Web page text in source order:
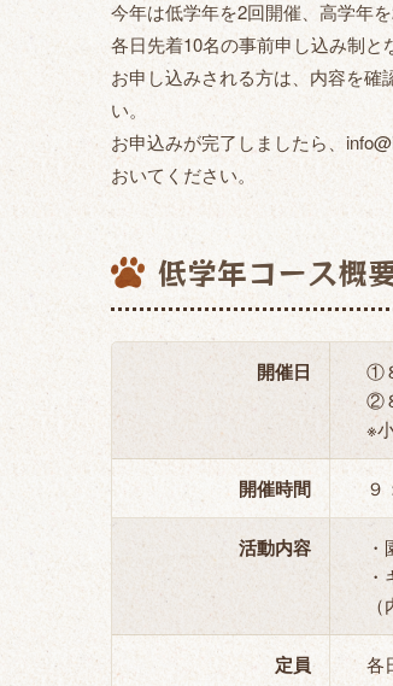
今年は低学年を2回開催、高学年
各日先着10名の事前申し込み制と
お申し込みされる方は、内容を
い。
お申込みが完了しましたら、
おいてください。
低学年コース概
開催日
①
②８
※
開催時間 ９
活動内容
・
・
（
定員 各